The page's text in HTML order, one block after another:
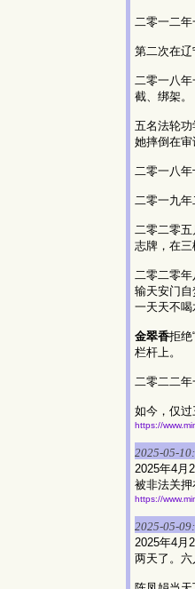
二零一二年
第二次在
二零一八年
截、绑架。
五名法轮
她摔倒在审
二零一八年
二零一九年
二零二零五
志牌，在三
二零二零
输天安门
一天天不喝
金翠香拒绝
栏杆上。
二零二二年
如今，仅过
https://
2025-05-10:
2025年4月
被非法关押
https://
2025-05-09:
2025年4月
两天了。六